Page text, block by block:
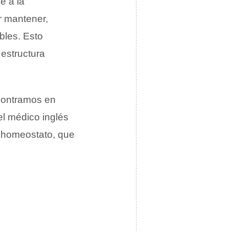
mantener,
Esto
en
médico inglés
que